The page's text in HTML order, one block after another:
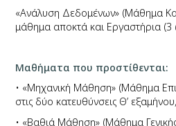
«Ανάλυση Δεδομένων» (Μάθημα
μάθημα αποκτά και Εργαστήρια
Μαθήματα που προστίθενται:
• «Μηχανική Μάθηση» (Μάθημα
στις δύο κατευθύνσεις Θ’
• «Βαθιά Μάθηση» (Μάθημα